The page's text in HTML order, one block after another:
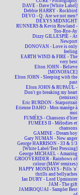
DAVE - Dave [White Label]
Debbie HARRY - Rockbird
DEVO - Q: Are we not men?
DEXYS MIDNIGHT
RUNNERS & Kevin Rowland -
Too-Rye-Ay
Dizzy GILLESPIE - At
Newport
DONOVAN - Love is only
feeling
EARTH WIND & FIRE - The
very best
Elton JOHN - Believe
[MONOFACE]
Elton JOHN - Sleeping with the
past
Elton JOHN & RUPAUL -
Don't go breaking my heart
(remixes)
Eric BURDON - Starportrait
Etienne DAHO - Mon manège à
moi
FUMÉES - Chansons d'hier
FUMÉES II - Mélodies et
chansons
GAMINE - Dream boy
Gary NUMAN - New anger
George HARRISON - 33 & 1/3
[White Label/Test Pressing]
George MICHAEL - Amazing
GROOVERIDER - Rainbows of
colour (MAW remixes)
HAPPY MONDAYS - Pills 'n'
thrills and bellyaches
Ian DURY - Lord Upminster
JAM - The gift
JAMIROQUAI - Sampler Best